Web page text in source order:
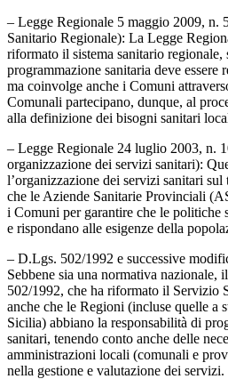
– Legge Regionale 5 maggio 2009, n.
Sanitario Regionale): La Legge
riformato il sistema sanitario regionale,
programmazione sanitaria deve essere
ma coinvolge anche i Comuni
Comunali partecipano, dunque, al
alla definizione dei bisogni sanitari
– Legge Regionale 24 luglio 2003, n.
organizzazione dei servizi sanitari):
l’organizzazione dei servizi sanitari
che le Aziende Sanitarie Provinciali
i Comuni per garantire che le politiche
e rispondano alle esigenze della
– D.Lgs. 502/1992 e successive
Sebbene sia una normativa nazionale,
502/1992, che ha riformato il Servizio
anche che le Regioni (incluse quelle a
Sicilia) abbiano la responsabilità di
sanitari, tenendo conto anche delle
amministrazioni locali (comunali e
nella gestione e valutazione dei servizi.